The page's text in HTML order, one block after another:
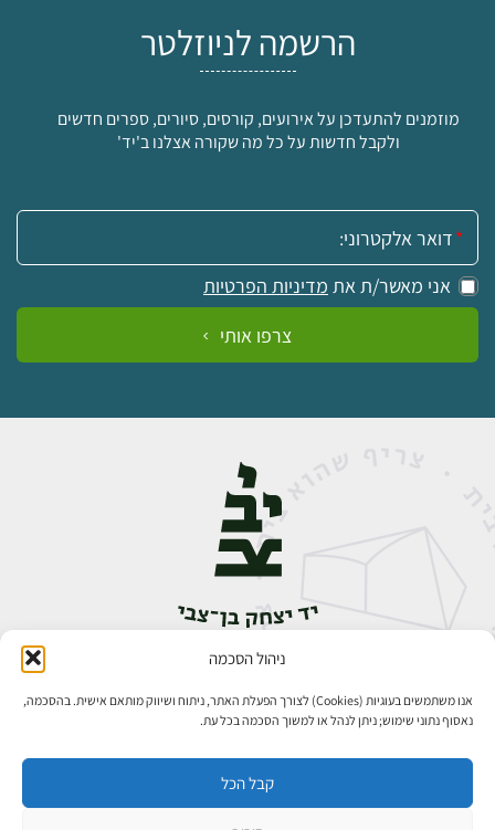
ניהול הסכמה
אנו משתמשים בעוגיות (Cookies) לצורך הפעלת האתר, ניתוח ושיווק מותאם אישית. בהסכמה,
נאסוף נתוני שימוש; ניתן לנהל או למשוך הסכמה בכל עת.
קבל הכל
הרשמה לניוזלטר
מוזמנים להתעדכן על אירועים, קורסים, סיורים, ספרים חדשים
ולקבל חדשות על כל מה שקורה אצלנו ב'יד'
אימייל:
אני מאשר/ת את מדיניות הפרטיות
צרפו אותי
אבן גבירול 14, רחביה, ירושלים